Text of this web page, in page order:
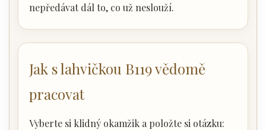
nepředávat dál to, co už neslouží.
Jak s lahvičkou B119 vědomě
pracovat
Vyberte si klidný okamžik a položte si otázku: